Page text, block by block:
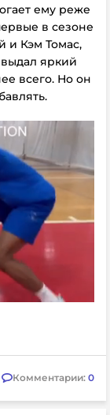
ему реже
в сезоне
и Кэм Томас,
яркий
всего. Но он
Комментарии: 0